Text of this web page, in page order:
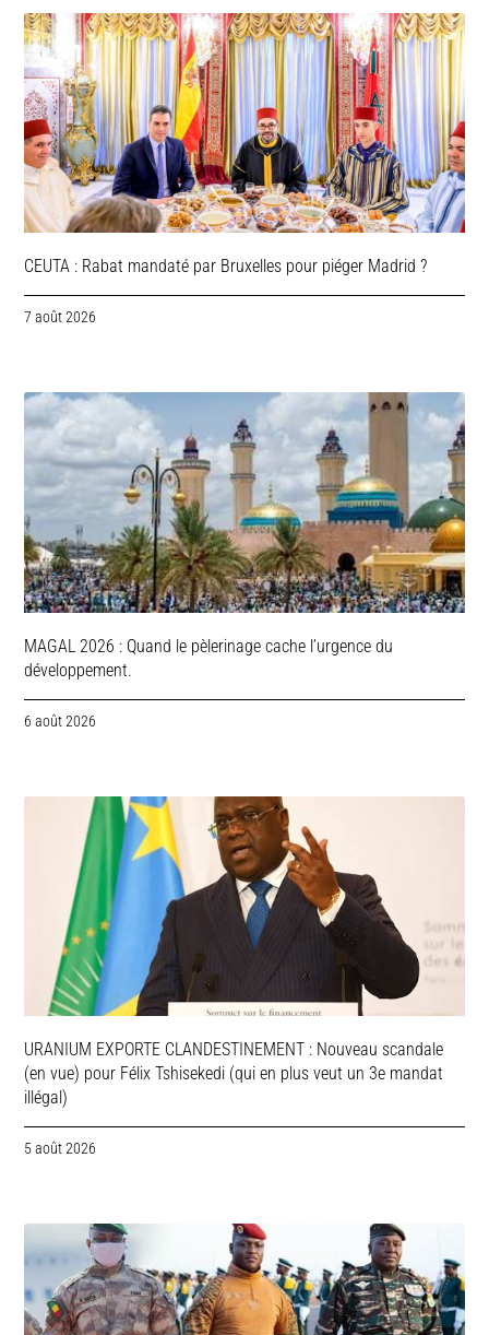
CEUTA : Rabat mandaté par Bruxelles pour piéger Madrid ?
7 août 2026
MAGAL 2026 : Quand le pèlerinage cache l’urgence du
développement.
6 août 2026
URANIUM EXPORTE CLANDESTINEMENT : Nouveau scandale
(en vue) pour Félix Tshisekedi (qui en plus veut un 3e mandat
illégal)
5 août 2026